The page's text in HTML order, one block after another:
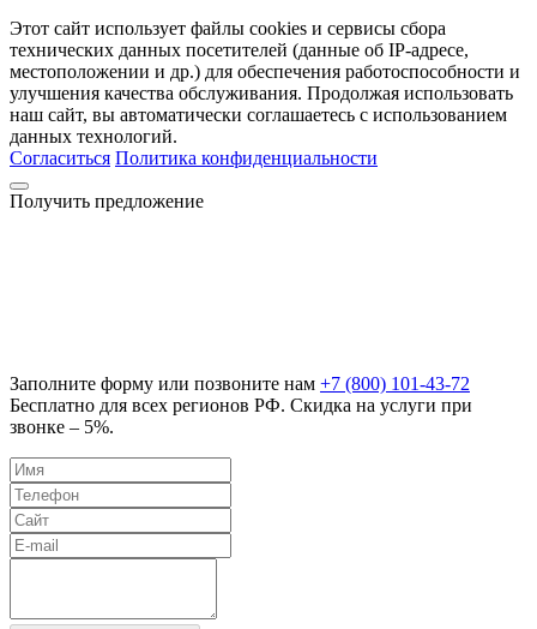
Этот сайт использует файлы cookies и сервисы сбора
технических данных посетителей (данные об IP-адресе,
местоположении и др.) для обеспечения работоспособности и
улучшения качества обслуживания. Продолжая использовать
наш сайт, вы автоматически соглашаетесь с использованием
данных технологий.
Согласиться Политика конфиденциальности
Получить предложение
Заполните форму или позвоните нам +7 (800) 101-43-72
Бесплатно для всех регионов РФ. Скидка на услуги при
звонке – 5%.